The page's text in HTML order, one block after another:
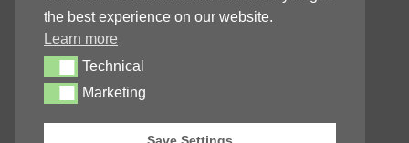
Printerbox 3d
9 route de Fontenotte
25110 Baume-les-dames
FRANCE
E-mail:contact@printer-box.com
Phone: +333 70 88 55 65
the best experience on our website.
Learn more
TechnicalTechnical
MarketingMarketing